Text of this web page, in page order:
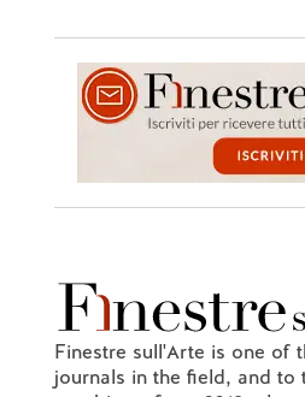
Finestre sull'Arte is one of
journals in the field, and to